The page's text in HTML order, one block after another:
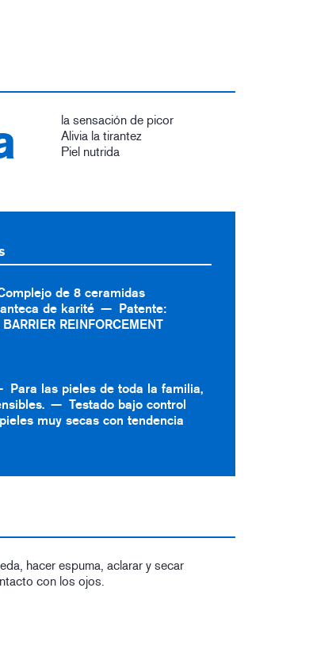
la sensación de picor
Alivia la tirantez
Piel nutrida
de 8 ceramidas
de karité
Patente:
REINFORCEMENT
Para las pieles de toda la familia,
Testado bajo control
muy secas con tendencia
hacer espuma, aclarar y secar
con los ojos.